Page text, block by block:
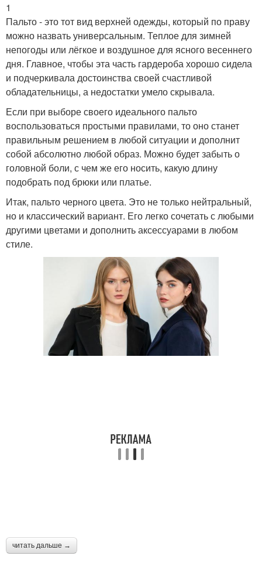
1
Пальто - это тот вид верхней одежды, который по праву
можно назвать универсальным. Теплое для зимней
непогоды или лёгкое и воздушное для ясного весеннего
дня. Главное, чтобы эта часть гардероба хорошо сидела
и подчеркивала достоинства своей счастливой
обладательницы, а недостатки умело скрывала.
Если при выборе своего идеального пальто
воспользоваться простыми правилами, то оно станет
правильным решением в любой ситуации и дополнит
собой абсолютно любой образ. Можно будет забыть о
головной боли, с чем же его носить, какую длину
подобрать под брюки или платье.
Итак, пальто черного цвета. Это не только нейтральный,
но и классический вариант. Его легко сочетать с любыми
другими цветами и дополнить аксессуарами в любом
стиле.
читать дальше →